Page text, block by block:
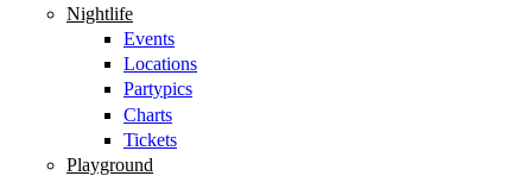
Nightlife
Events
Locations
Partypics
Charts
Tickets
Playground